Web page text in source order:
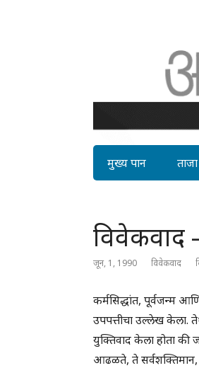
मुख्य पान
विवेकवाद
जून, 1, 1990 विवेकवाद
कर्मसिद्धांत, पूर्वजन्म
उपपत्तीचा उल्लेख केला.
युक्तिवाद केला होता की
आढळते, ते सर्वशक्तिमान,